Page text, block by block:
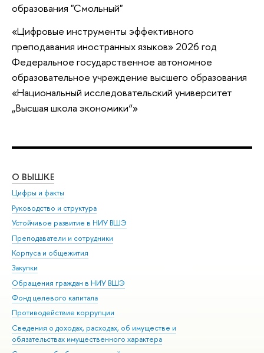
образования "Смольный"
«Цифровые инструменты эффективного
преподавания иностранных языков» 2026 год
Федеральное государственное автономное
образовательное учреждение высшего образования
«Национальный исследовательский университет
„Высшая школа экономики“»
О ВЫШКЕ
Цифры и факты
Руководство и структура
Устойчивое развитие в НИУ ВШЭ
Преподаватели и сотрудники
Корпуса и общежития
Закупки
Обращения граждан в НИУ ВШЭ
Фонд целевого капитала
Противодействие коррупции
Сведения о доходах, расходах, об имуществе и
обязательствах имущественного характера